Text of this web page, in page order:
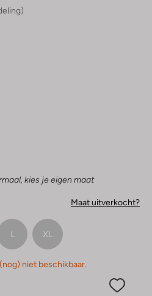
kies je eigen maat
Maat uitverkocht?
L XL
niet beschikbaar.